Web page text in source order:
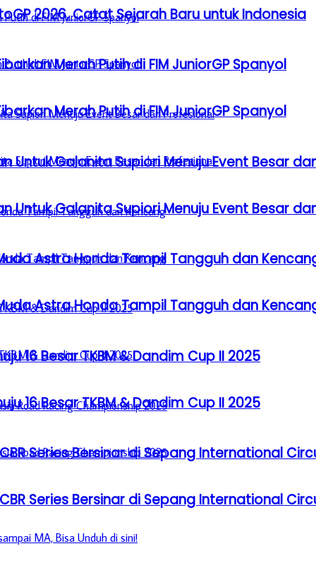
Merah Putih di FIM JuniorGP Spanyol
Untuk Galanita Supiori Menuju Event Besar
Astra Honda Tampil Tangguh dan
16 Besar TKBM & Dandim Cup II 2025
Series Bersinar di Sepang International
2026, Catat Sejarah Baru untuk Indonesia
Merah Putih di FIM JuniorGP Spanyol
Untuk Galanita Supiori Menuju Event Besar
Astra Honda Tampil Tangguh dan
16 Besar TKBM & Dandim Cup II 2025
Series Bersinar di Sepang International